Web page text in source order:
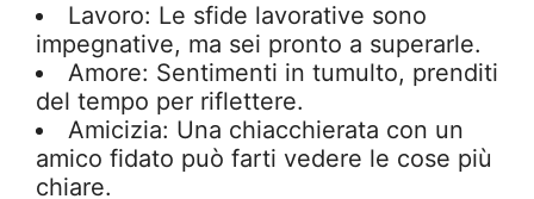
Lavoro: Le sfide lavorative sono
impegnative, ma sei pronto a superarle.
Amore: Sentimenti in tumulto, prenditi
del tempo per riflettere.
Amicizia: Una chiacchierata con un
amico fidato può farti vedere le cose più
chiare.